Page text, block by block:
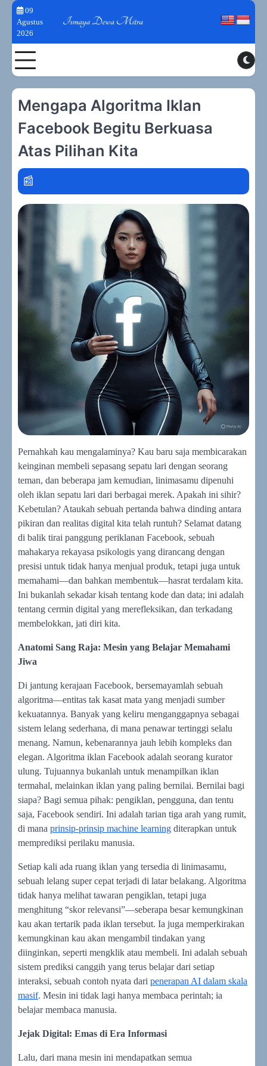
Skip
content
09
Agustus
2026
Toggle
Mengapa Algoritma Iklan
Facebook Begitu Berkuasa
Atas Pilihan Kita
Pernahkah kau mengalaminya? Kau baru saja membicarakan
keinginan membeli sepasang sepatu lari dengan seorang
teman, dan beberapa jam kemudian, linimasamu dipenuhi
oleh iklan sepatu lari dari berbagai merek. Apakah ini sihir?
Kebetulan? Ataukah sebuah pertanda bahwa dinding antara
pikiran dan realitas digital kita telah runtuh? Selamat datang
di balik tirai panggung periklanan Facebook, sebuah
mahakarya rekayasa psikologis yang dirancang dengan
presisi untuk tidak hanya menjual produk, tetapi juga untuk
memahami—dan bahkan membentuk—hasrat terdalam kita.
Ini bukanlah sekadar kisah tentang kode dan data; ini adalah
tentang cermin digital yang merefleksikan, dan terkadang
membelokkan, jati diri kita.
Anatomi Sang Raja: Mesin yang Belajar Memahami
Jiwa
Di jantung kerajaan Facebook, bersemayamlah sebuah
algoritma—entitas tak kasat mata yang menjadi sumber
kekuatannya. Banyak yang keliru menganggapnya sebagai
sistem lelang sederhana, di mana penawar tertinggi selalu
menang. Namun, kebenarannya jauh lebih kompleks dan
elegan. Algoritma iklan Facebook adalah seorang kurator
ulung. Tujuannya bukanlah untuk menampilkan iklan
termahal, melainkan iklan yang paling bernilai. Bernilai bagi
siapa? Bagi semua pihak: pengiklan, pengguna, dan tentu
saja, Facebook sendiri. Ini adalah tarian tiga arah yang rumit,
di mana prinsip-prinsip machine learning diterapkan untuk
memprediksi perilaku manusia.
Setiap kali ada ruang iklan yang tersedia di linimasamu,
sebuah lelang super cepat terjadi di latar belakang. Algoritma
tidak hanya melihat tawaran pengiklan, tetapi juga
menghitung “skor relevansi”—seberapa besar kemungkinan
kau akan tertarik pada iklan tersebut. Ia juga memperkirakan
kemungkinan kau akan mengambil tindakan yang
diinginkan, seperti mengklik atau membeli. Ini adalah sebuah
sistem prediksi canggih yang terus belajar dari setiap
interaksi, sebuah contoh nyata dari penerapan AI dalam skala
masif. Mesin ini tidak lagi hanya membaca perintah; ia
belajar membaca manusia.
Jejak Digital: Emas di Era Informasi
Lalu, dari mana mesin ini mendapatkan semua